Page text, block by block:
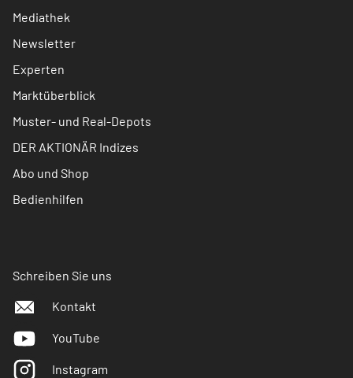
Mediathek
Newsletter
Experten
Marktüberblick
Muster- und Real-Depots
DER AKTIONÄR Indizes
Abo und Shop
Bedienhilfen
Schreiben Sie uns
Kontakt
YouTube
Instagram